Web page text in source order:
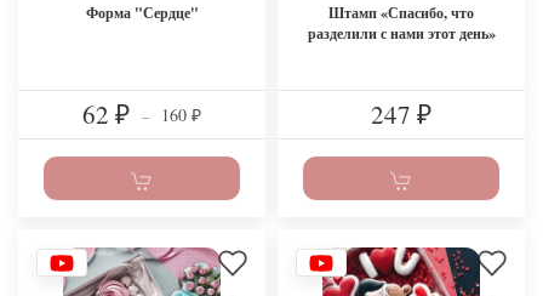
Форма "Сердце"
62 ₽ – 160 ₽
Штамп «Спасибо, что
разделили с нами этот день»
247 ₽